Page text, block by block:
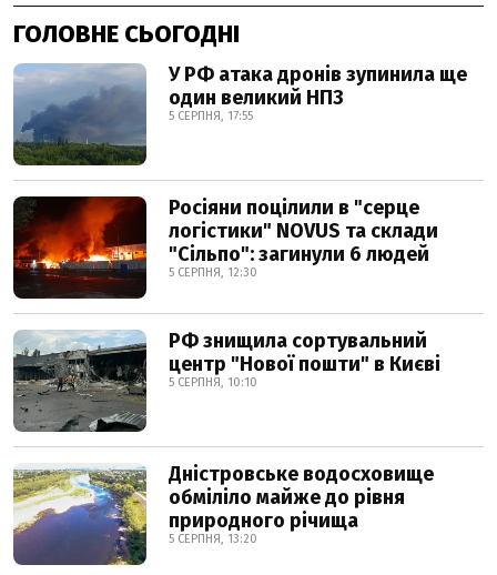
ГОЛОВНЕ СЬОГОДНІ
У РФ атака дронів зупинила ще
один великий НПЗ
5 СЕРПНЯ, 17:55
Росіяни поцілили в "серце
логістики" NOVUS та склади
"Сільпо": загинули 6 людей
5 СЕРПНЯ, 12:30
РФ знищила сортувальний
центр "Нової пошти" в Києві
5 СЕРПНЯ, 10:10
Дністровське водосховище
обміліло майже до рівня
природного річища
5 СЕРПНЯ, 13:20